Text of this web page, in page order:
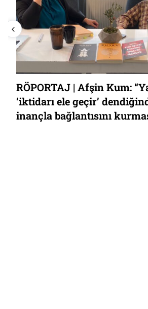
RÖPORTAJ | Afşin Kum:
‘iktidarı ele geçir’
inançla bağlantısını